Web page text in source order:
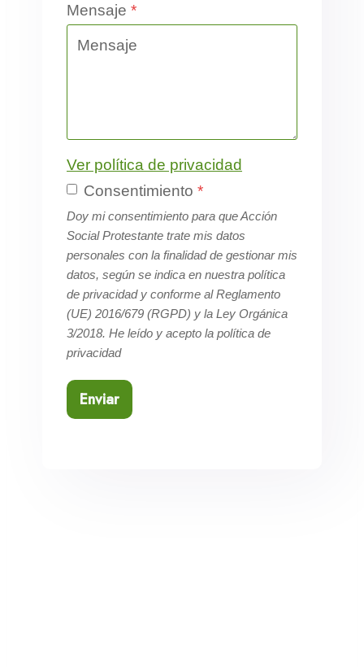
Mensaje *
Ver política de privacidad
Consentimiento *
Doy mi consentimiento para que Acción
Social Protestante trate mis datos
personales con la finalidad de gestionar mis
datos, según se indica en nuestra política
de privacidad y conforme al Reglamento
(UE) 2016/679 (RGPD) y la Ley Orgánica
3/2018. He leído y acepto la política de
privacidad
Enviar